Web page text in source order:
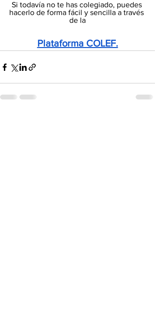
Si todavía no te has colegiado, puedes
hacerlo de forma fácil y sencilla a través
de la
Plataforma COLEF.